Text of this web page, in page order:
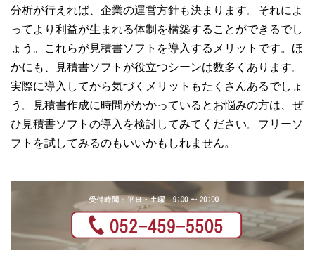
分析が行えれば、企業の運営方針も決まります。それによ
ってより利益が生まれる体制を構築することができるでし
ょう。これらが見積書ソフトを導入するメリットです。ほ
かにも、見積書ソフトが役立つシーンは数多くあります。
実際に導入してから気づくメリットもたくさんあるでしょ
う。見積書作成に時間がかかっているとお悩みの方は、ぜ
ひ見積書ソフトの導入を検討してみてください。フリーソ
フトを試してみるのもいいかもしれません。